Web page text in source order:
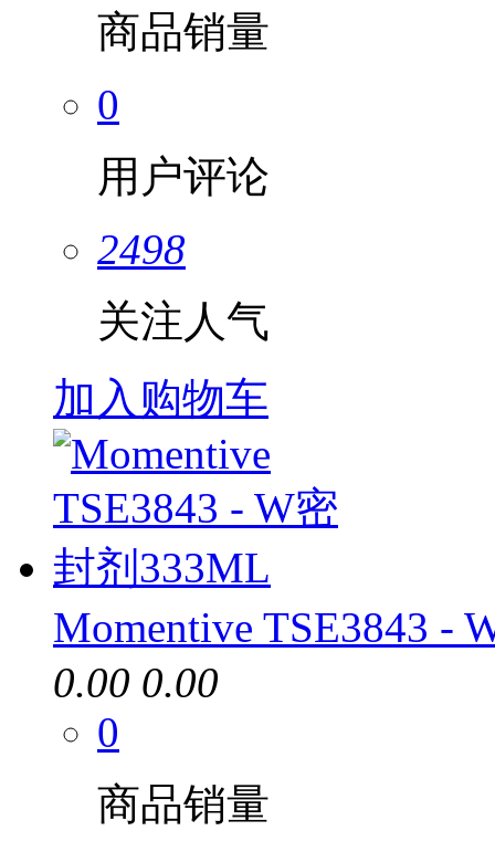
商品销量
0
用户评论
2498
关注人气
加入购物车
Momentive TSE3843 -
0.00 0.00
0
商品销量